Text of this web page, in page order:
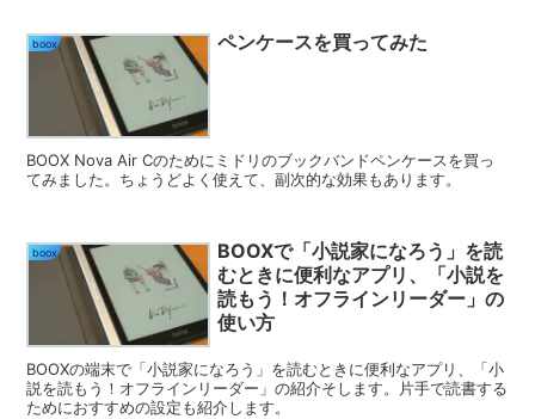
boox ペンケースを買ってみた
BOOX Nova Air Cのためにミドリのブックバンドペンケースを買っ
てみました。ちょうどよく使えて、副次的な効果もあります。
boox
BOOXで「小説家になろう」を読
むときに便利なアプリ、「小説を
読もう！オフラインリーダー」の
使い方
BOOXの端末で「小説家になろう」を読むときに便利なアプリ、「小
説を読もう！オフラインリーダー」の紹介そします。片手で読書する
ためにおすすめの設定も紹介します。